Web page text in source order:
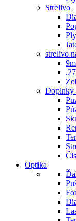
Strelivo
strelivo
Doplnky
Optika